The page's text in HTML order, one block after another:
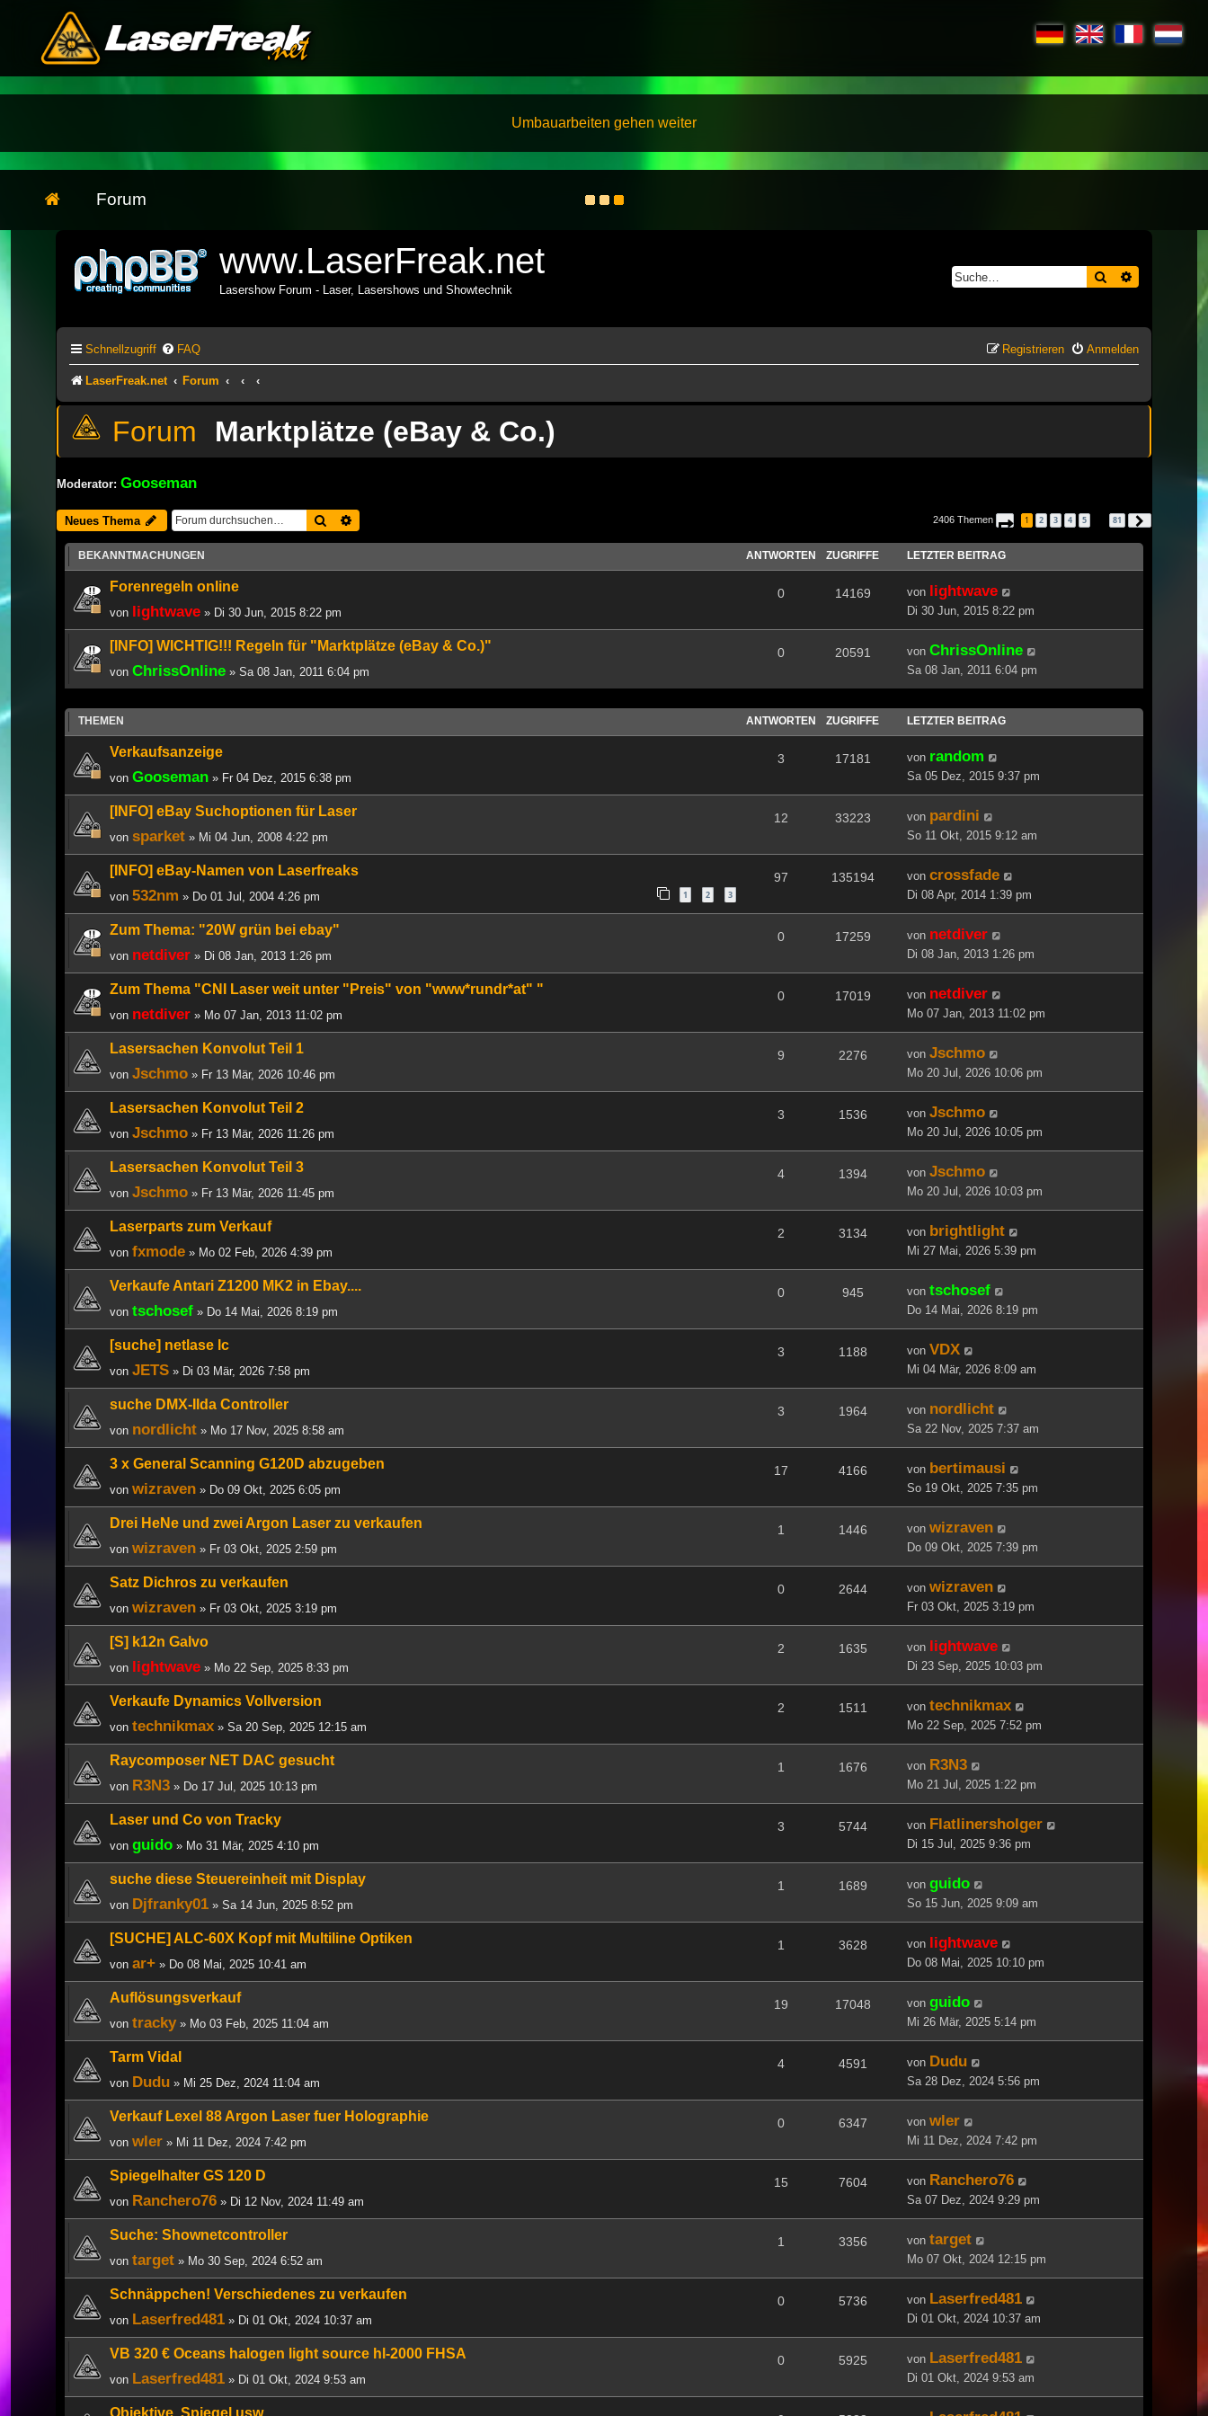
Umbauarbeiten gehen weiter
Forum
www.LaserFreak.net
Lasershow Forum - Laser, Lasershows und Showtechnik
Suche
Schnellzugriff FAQ Anmelden
Registrieren
LaserFreak.net Forum
Marktplätze (eBay & Co.)
Moderator: Gooseman
Neues Thema Suche 2406 Themen Seite von 81
1 2 3 4 5 81
BEKANNTMACHUNGEN ANTWORTEN ZUGRIFFE LETZTER BEITRAG
Forenregeln online
von lightwave » Di 30 Jun, 2015 8:22 pm
0 14169 von lightwave
Di 30 Jun, 2015 8:22 pm
[INFO] WICHTIG!!! Regeln für "Marktplätze (eBay & Co.)"
von ChrissOnline » Sa 08 Jan, 2011 6:04 pm
0 20591 von ChrissOnline
Sa 08 Jan, 2011 6:04 pm
THEMEN ANTWORTEN ZUGRIFFE LETZTER BEITRAG
Verkaufsanzeige
von Gooseman » Fr 04 Dez, 2015 6:38 pm
3 17181 von random
Sa 05 Dez, 2015 9:37 pm
[INFO] eBay Suchoptionen für Laser
von sparket » Mi 04 Jun, 2008 4:22 pm
12 33223 von pardini
So 11 Okt, 2015 9:12 am
[INFO] eBay-Namen von Laserfreaks
von 532nm » Do 01 Jul, 2004 4:26 pm 1 2 3
97 135194 von crossfade
Di 08 Apr, 2014 1:39 pm
Zum Thema: "20W grün bei ebay"
von netdiver » Di 08 Jan, 2013 1:26 pm
0 17259 von netdiver
Di 08 Jan, 2013 1:26 pm
Zum Thema "CNI Laser weit unter "Preis" von "www*rundr*at" "
von netdiver » Mo 07 Jan, 2013 11:02 pm
0 17019 von netdiver
Mo 07 Jan, 2013 11:02 pm
Lasersachen Konvolut Teil 1
von Jschmo » Fr 13 Mär, 2026 10:46 pm
9 2276 von Jschmo
Mo 20 Jul, 2026 10:06 pm
Lasersachen Konvolut Teil 2
von Jschmo » Fr 13 Mär, 2026 11:26 pm
3 1536 von Jschmo
Mo 20 Jul, 2026 10:05 pm
Lasersachen Konvolut Teil 3
von Jschmo » Fr 13 Mär, 2026 11:45 pm
4 1394 von Jschmo
Mo 20 Jul, 2026 10:03 pm
Laserparts zum Verkauf
von fxmode » Mo 02 Feb, 2026 4:39 pm
2 3134 von brightlight
Mi 27 Mai, 2026 5:39 pm
Verkaufe Antari Z1200 MK2 in Ebay....
von tschosef » Do 14 Mai, 2026 8:19 pm
0 945 von tschosef
Do 14 Mai, 2026 8:19 pm
[suche] netlase lc
von JETS » Di 03 Mär, 2026 7:58 pm
3 1188 von VDX
Mi 04 Mär, 2026 8:09 am
suche DMX-Ilda Controller
von nordlicht » Mo 17 Nov, 2025 8:58 am
3 1964 von nordlicht
Sa 22 Nov, 2025 7:37 am
3 x General Scanning G120D abzugeben
von wizraven » Do 09 Okt, 2025 6:05 pm
17 4166 von bertimausi
So 19 Okt, 2025 7:35 pm
Drei HeNe und zwei Argon Laser zu verkaufen
von wizraven » Fr 03 Okt, 2025 2:59 pm
1 1446 von wizraven
Do 09 Okt, 2025 7:39 pm
Satz Dichros zu verkaufen
von wizraven » Fr 03 Okt, 2025 3:19 pm
0 2644 von wizraven
Fr 03 Okt, 2025 3:19 pm
[S] k12n Galvo
von lightwave » Mo 22 Sep, 2025 8:33 pm
2 1635 von lightwave
Di 23 Sep, 2025 10:03 pm
Verkaufe Dynamics Vollversion
von technikmax » Sa 20 Sep, 2025 12:15 am
2 1511 von technikmax
Mo 22 Sep, 2025 7:52 pm
Raycomposer NET DAC gesucht
von R3N3 » Do 17 Jul, 2025 10:13 pm
1 1676 von R3N3
Mo 21 Jul, 2025 1:22 pm
Laser und Co von Tracky
von guido » Mo 31 Mär, 2025 4:10 pm
3 5744 von Flatlinersholger
Di 15 Jul, 2025 9:36 pm
suche diese Steuereinheit mit Display
von Djfranky01 » Sa 14 Jun, 2025 8:52 pm
1 1689 von guido
So 15 Jun, 2025 9:09 am
[SUCHE] ALC-60X Kopf mit Multiline Optiken
von ar+ » Do 08 Mai, 2025 10:41 am
1 3628 von lightwave
Do 08 Mai, 2025 10:10 pm
Auflösungsverkauf
von tracky» Mo 03 Feb, 2025 11:04 am
19 17048 von guido
Mi 26 Mär, 2025 5:14 pm
Tarm Vidal
von Dudu » Mi 25 Dez, 2024 11:04 am
4 4591 von Dudu
Sa 28 Dez, 2024 5:56 pm
Verkauf Lexel 88 Argon Laser fuer Holographie
von wler » Mi 11 Dez, 2024 7:42 pm
0 6347 von wler
Mi 11 Dez, 2024 7:42 pm
Spiegelhalter GS 120 D
von Ranchero76 » Di 12 Nov, 2024 11:49 am
15 7604 von Ranchero76
Sa 07 Dez, 2024 9:29 pm
Suche: Shownetcontroller
von target » Mo 30 Sep, 2024 6:52 am
1 3356 von target
Mo 07 Okt, 2024 12:15 pm
Schnäppchen! Verschiedenes zu verkaufen
von Laserfred481 » Di 01 Okt, 2024 10:37 am
0 5736 von Laserfred481
Di 01 Okt, 2024 10:37 am
VB 320 € Oceans halogen light source hl-2000 FHSA
von Laserfred481 » Di 01 Okt, 2024 9:53 am
0 5925 von Laserfred481
Di 01 Okt, 2024 9:53 am
Objektive, Spiegel usw.